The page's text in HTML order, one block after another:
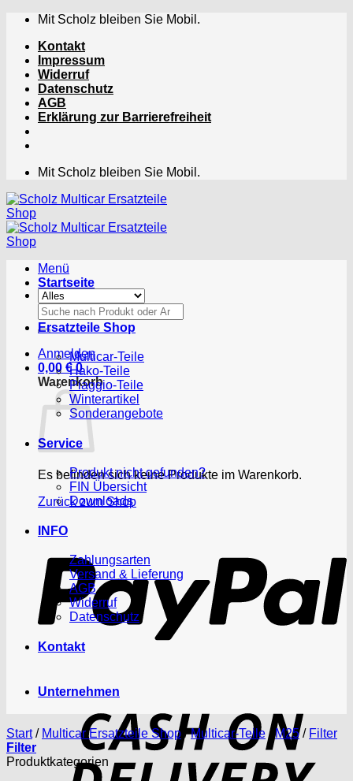
Zum
springen
Mit Scholz bleiben Sie Mobil.
Kontakt
Impressum
Widerruf
Datenschutz
AGB
Erklärung zur Barrierefreiheit
Mit Scholz bleiben Sie Mobil.
Menü
Suchen
nach:
Anmelden
0,00 € 0
Warenkorb
Es befinden sich keine Produkte im Warenkorb.
Zurück zum Shop
Startseite
Ersatzteile Shop
Multicar-Teile
Hako-Teile
Piaggio-Teile
Winterartikel
Sonderangebote
Service
Produkt nicht gefunden?
FIN Übersicht
Downloads
INFO
Zahlungsarten
Versand & Lieferung
AGB
Widerruf
Datenschutz
Kontakt
Unternehmen
Start / Multicar Ersatzteile Shop / Multicar-Teile / M25 / Filter
Filter
Produktkategorien